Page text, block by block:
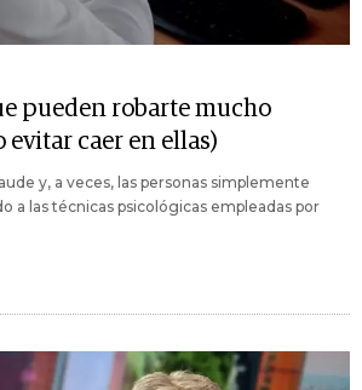
pueden robarte mucho
evitar caer en ellas)
y, a veces, las personas simplemente
a las técnicas psicológicas empleadas por